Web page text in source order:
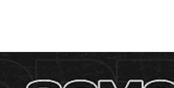
o Henrique ama o que faz e tem